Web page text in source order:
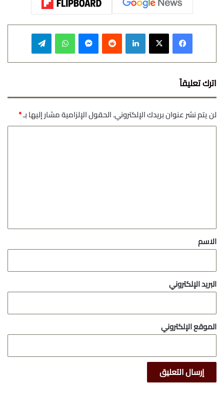
فيسبوك ‫X لينكدإن واتساب
اترك تعليقاً
لن يتم نشر عنوان بريدك الإلكتروني.الحقول الإلزامية مشار إليها بـ*
*
الاسم
البريد الإلكتروني
الموقع الإلكتروني